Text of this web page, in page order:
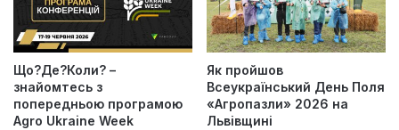
Що?Де?Коли? –
знайомтесь з
попередньою програмою
Agro Ukraine Week
Як пройшов
Всеукраїнський День Поля
«Агропазли» 2026 на
Львівщині